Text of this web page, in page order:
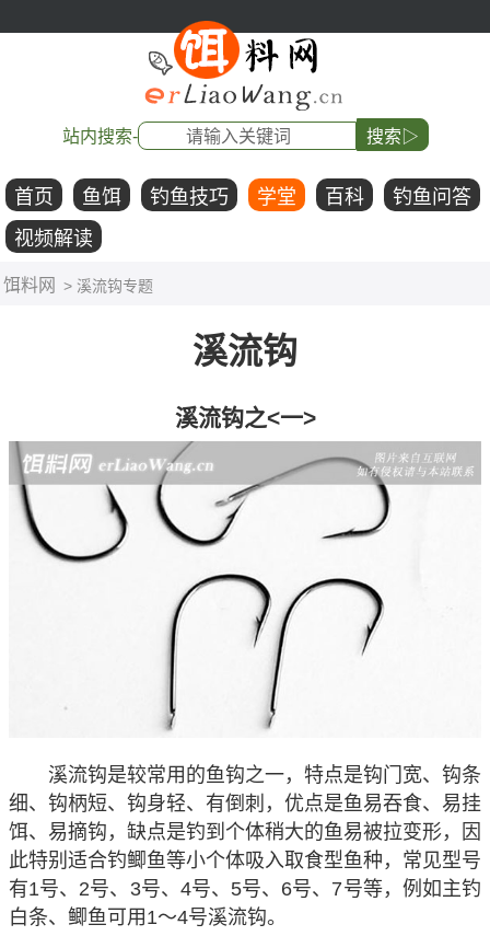
站内搜索- 搜索▷
首页 鱼饵 钓鱼技巧 学堂 百科
钓鱼问答
视频解读
饵料网 > 溪流钩专题
溪流钩
溪流钩之<一>
溪流钩是较常用的鱼钩之一，特点是钩门宽、钩条
细、钩柄短、钩身轻、有倒刺，优点是鱼易吞食、易挂
饵、易摘钩，缺点是钓到个体稍大的鱼易被拉变形，因
此特别适合钓鲫鱼等小个体吸入取食型鱼种，常见型号
有1号、2号、3号、4号、5号、6号、7号等，例如主钓
白条、鲫鱼可用1～4号溪流钩。